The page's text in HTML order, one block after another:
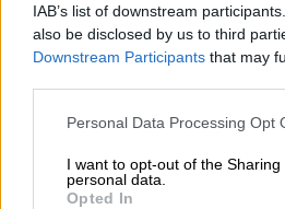
IAB’s list of downstream
also be disclosed by us to third
Downstream Participants that may
Personal Data Processing Opt
I want to opt-out of the Sharing
personal data.
Opted In
Ε.Ε και παράνομη μετανάστευση:
παρονομαστή το κοινό συμφέρον
Η νέα εποχή στην εκπαίδευση των
διαμεσολαβητών